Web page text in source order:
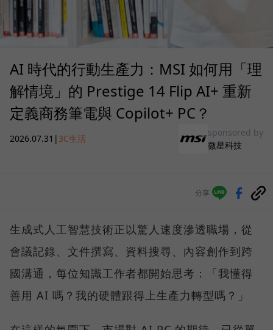
AI 時代的行動生產力：MSI 如何用「理
解情境」的 Prestige 14 Flip AI+ 重新
定義商務筆電與 Copilot+ PC？
2026.07.31 | 3C生活
sponsored by
微星科技
分享
生成式人工智慧技術正以驚人速度滲透職場，從
會議記錄、文件撰寫、資料搜尋、內容創作到跨
國溝通，每位知識工作者都開始思考：「我懂得
善用 AI 嗎？我的硬體跟得上生產力轉型嗎？」